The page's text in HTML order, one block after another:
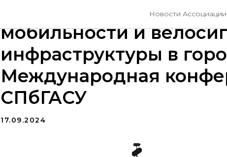
Новости Ассоциации
Развитие
мобильности и
инфраструктуры в
Международная
СПбГАСУ
17.09.2024